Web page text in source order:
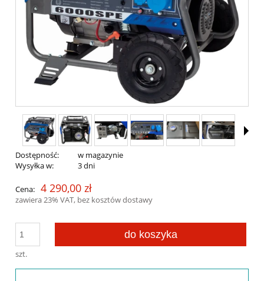
Dostępność:
w magazynie
Wysyłka w:
3 dni
Cena: 4 290,00 zł
zawiera 23% VAT, bez kosztów dostawy
szt.
do koszyka